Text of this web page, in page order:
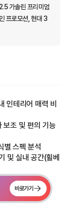
가솔린 프리미엄
프로모션, 현대 3
인테리어 매력 비
보조 및 편의 기능
별 스펙 분석
및 실내 공간(휠베
바로가기